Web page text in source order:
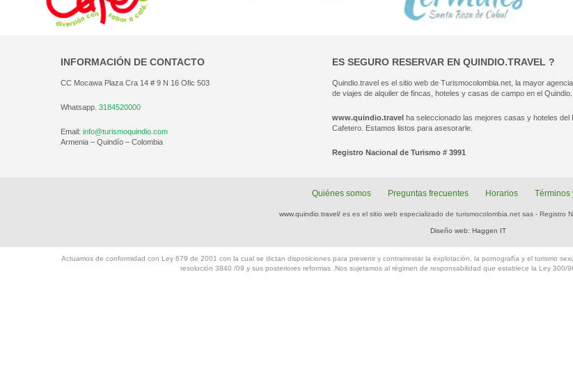
INFORMACIÓN DE CONTACTO
CC Mocawa Plaza Cra 14 # 9 N 16 Ofic 503
Whatsapp. 3184520000
Email: info@turismoquindio.com
Armenia – Quindío – Colombia
ES SEGURO RESERVAR EN QUINDIO.TRAVEL ?
Quindio.travel es el sitio web de Turismocolombia.net, la mayor agencia
de viajes de alquiler de fincas, hoteles y casas de campo en el Quindio.
www.quindio.travelha seleccionado las mejores casas y hoteles del
Cafetero. Estamos listos para asesorarle.
Registro Nacional de Turismo # 3991
Quiénes somos Preguntas frecuentes Horarios Términos
www.quindio.travel/ es es el sitio web especializado de turismocolombia.net sas - Registro
Diseño web: Haggen IT
Actuamos de conformidad con Ley 679 de 2001 con la cual se dictan disposiciones para prevenir y contrarrestar la explotación, la pornografía y el turismo
resolución 3840 /09 y sus posteriores reformas .Nos sujetamos al régimen de responsabilidad que establece la Ley 300/